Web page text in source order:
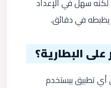
في دقائق.
البطارية؟
أي تطبيق بيستخدم